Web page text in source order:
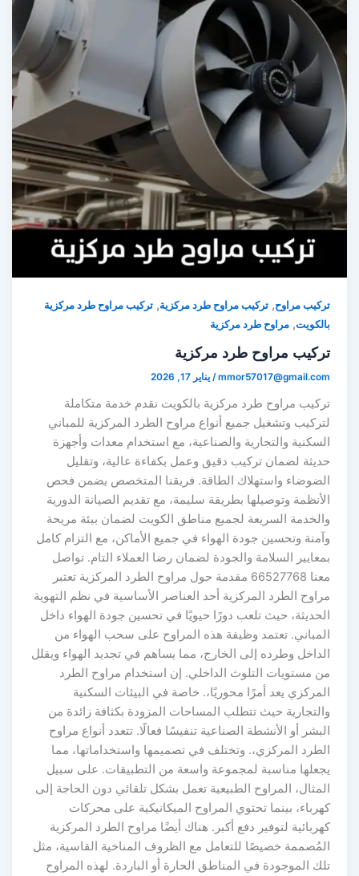
مراوح,تركيب مراوح طرد مركزية,تركيب مراوح طرد مركزية
,مراوح طرد مركزية
مراوح طرد مركزية
/يناير 17, 2026
مراوح طرد مركزية بالكويت نقدم خدمة متكاملة
وتشغيل جميع أنواع مراوح الطرد المركزية للمباني
والتجارية والصناعية، مع استخدام معدات وأجهزة
لضمان تركيب دقيق وعمل بكفاءة عالية، وتقليل
واستهلاك الطاقة. فريقنا المتخصص يضمن فحص
وتوصيلها بطريقة سليمة، مع تقديم الصيانة الدورية
السريعة لجميع مناطق الكويت لضمان بيئة مريحة
وتحسين جودة الهواء في جميع الأماكن، مع التزام كامل
السلامة والجودة لضمان رضا العملاء التام. تواصل
معنا 66527768 مقدمة حول مراوح الطرد المركزية تعتبر
الطرد المركزية أحد العناصر الأساسية في نظم التهوية
حيث تلعب دورًا حيويًا في تحسين جودة الهواء داخل
تعتمد وظيفة هذه المراوح على سحب الهواء من
وطرده إلى الخارج، مما يساهم في تجديد الهواء ويقلل
مستويات التلوث الداخلي. إن استخدام مراوح الطرد
يعد أمرًا محوريًا،. خاصة في البيئات السكنية
حيث تتطلب المساحات المزودة بكثافة زائدة من
أو الأنشطة الصناعية تنفيسًا فعالًا. تتعدد أنواع مراوح
المركزي،. وتختلف في تصميمها واستخداماتها، مما
مناسبة لمجموعة واسعة من التطبيقات. على سبيل
المراوح الطبيعية تعمل بشكل تلقائي دون الحاجة إلى
بينما تحتوي المراوح الميكانيكية على محركات
لتوفير دفع أكبر. هناك أيضًا مراوح الطرد المركزية
خصيصًا للتعامل مع الظروف المناخية القاسية، مثل
الموجودة في المناطق الحارة أو الباردة. لهذه المراوح